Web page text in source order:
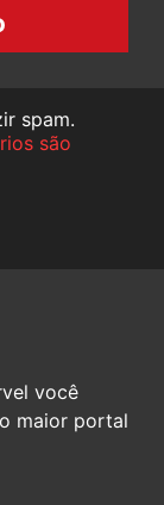
spam.
são
você
maior portal